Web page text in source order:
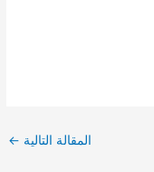
المقالة التالية ←